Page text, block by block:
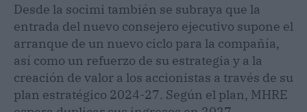
Desde la socimi también se subraya que la
entrada del nuevo consejero ejecutivo supone el
arranque de un nuevo ciclo para la compañía,
así como un refuerzo de su estrategia y a la
creación de valor a los accionistas a través de su
plan estratégico 2024-27. Según el plan, MHRE